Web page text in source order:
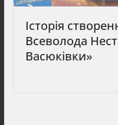
Історія
Всеволода
Васюківки»